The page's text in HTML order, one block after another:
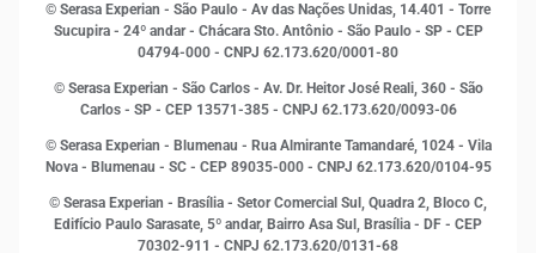
Inovação e Tecnologia
Leis e impostos
Marketing
Open Finance
Proteção de Dados
Sustentabilidade Corporativa
© Serasa Experian - São Paulo - Av das Nações Unidas, 14.401 - Torre
Sucupira - 24º andar - Chácara Sto. Antônio - São Paulo - SP - CEP
04794-000 - CNPJ 62.173.620/0001-80
© Serasa Experian - São Carlos - Av. Dr. Heitor José Reali, 360 - São
Carlos - SP - CEP 13571-385 - CNPJ 62.173.620/0093-06
© Serasa Experian - Blumenau - Rua Almirante Tamandaré, 1024 - Vila
Nova - Blumenau - SC - CEP 89035-000 - CNPJ 62.173.620/0104-95
© Serasa Experian - Brasília - Setor Comercial Sul, Quadra 2, Bloco C,
Edifício Paulo Sarasate, 5º andar, Bairro Asa Sul, Brasília - DF - CEP
70302-911 - CNPJ 62.173.620/0131-68